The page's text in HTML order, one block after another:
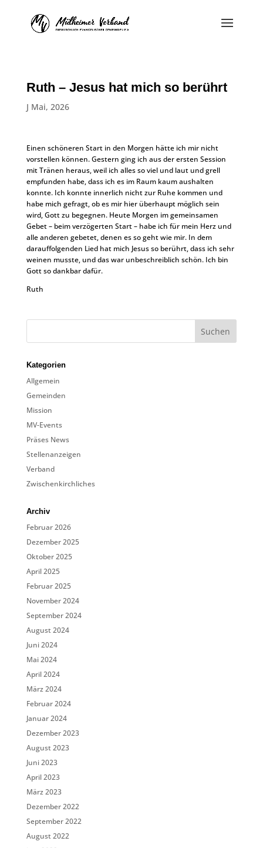
Ruth – Jesus hat mich so berührt
J Mai, 2026
Einen schöneren Start in den Morgen hätte ich mir nicht
vorstellen können. Gestern ging ich aus der ersten Session
mit Tränen heraus, weil ich alles so viel und laut und grell
empfunden habe, dass ich es im Raum kaum aushalten
konnte. Ich konnte innerlich nicht zur Ruhe kommen und
habe mich gefragt, ob es mir hier überhaupt möglich sein
wird, Gott zu begegnen. Heute Morgen im gemeinsamen
Gebet – beim verzögerten Start – habe ich für mein Herz und
alle anderen gebetet, denen es so geht wie mir. In dem
darauffolgenden Lied hat mich Jesus so berührt, dass ich sehr
weinen musste, und das war unbeschreiblich schön. Ich bin
Gott so dankbar dafür.
Ruth
Kategorien
Allgemein
Gemeinden
Mission
MV-Events
Präses News
Stellenanzeigen
Verband
Zwischenkirchliches
Archiv
Februar 2026
Dezember 2025
Oktober 2025
April 2025
Februar 2025
November 2024
September 2024
August 2024
Juni 2024
Mai 2024
April 2024
März 2024
Februar 2024
Januar 2024
Dezember 2023
August 2023
Juni 2023
April 2023
März 2023
Dezember 2022
September 2022
August 2022